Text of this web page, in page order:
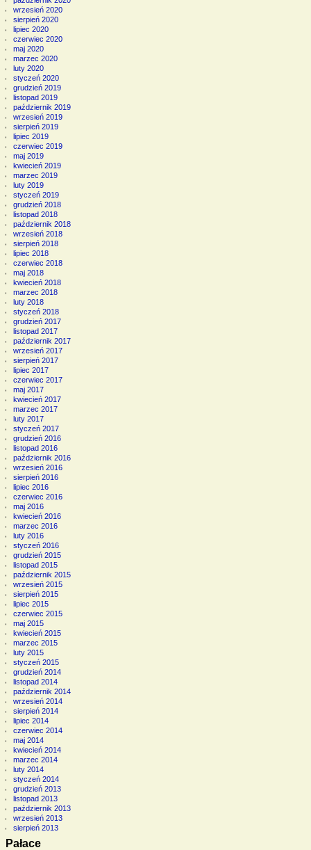
wrzesień 2020
sierpień 2020
lipiec 2020
czerwiec 2020
maj 2020
marzec 2020
luty 2020
styczeń 2020
grudzień 2019
listopad 2019
październik 2019
wrzesień 2019
sierpień 2019
lipiec 2019
czerwiec 2019
maj 2019
kwiecień 2019
marzec 2019
luty 2019
styczeń 2019
grudzień 2018
listopad 2018
październik 2018
wrzesień 2018
sierpień 2018
lipiec 2018
czerwiec 2018
maj 2018
kwiecień 2018
marzec 2018
luty 2018
styczeń 2018
grudzień 2017
listopad 2017
październik 2017
wrzesień 2017
sierpień 2017
lipiec 2017
czerwiec 2017
maj 2017
kwiecień 2017
marzec 2017
luty 2017
styczeń 2017
grudzień 2016
listopad 2016
październik 2016
wrzesień 2016
sierpień 2016
lipiec 2016
czerwiec 2016
maj 2016
kwiecień 2016
marzec 2016
luty 2016
styczeń 2016
grudzień 2015
listopad 2015
październik 2015
wrzesień 2015
sierpień 2015
lipiec 2015
czerwiec 2015
maj 2015
kwiecień 2015
marzec 2015
luty 2015
styczeń 2015
grudzień 2014
listopad 2014
październik 2014
wrzesień 2014
sierpień 2014
lipiec 2014
czerwiec 2014
maj 2014
kwiecień 2014
marzec 2014
luty 2014
styczeń 2014
grudzień 2013
listopad 2013
październik 2013
wrzesień 2013
sierpień 2013
Pałace